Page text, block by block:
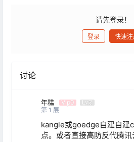
请先登录！
登录 快速
讨论
年糕 Vip0
Lv3
第 1 层
kangle或goedge自建自建
点。或者直接高防反代腾讯